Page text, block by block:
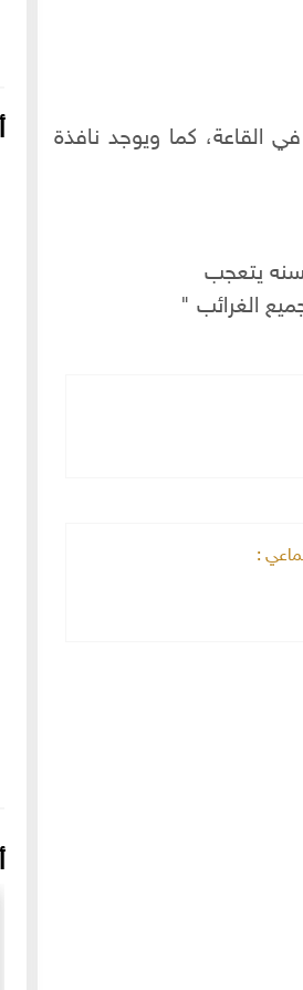
القاعة، كما ويوجد نافذة
يتعجب
الغرائب "
: